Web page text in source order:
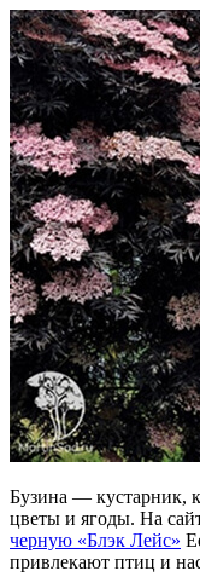
Бузина — кустарник,
цветы и ягоды. На
черную «Блэк Лейс»
привлекают птиц и